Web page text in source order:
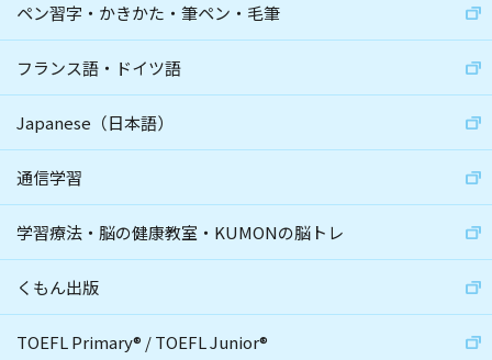
ペン習字・かきかた・筆ペン・毛筆
フランス語・ドイツ語
Japanese（日本語）
通信学習
学習療法・脳の健康教室・KUMONの脳トレ
くもん出版
TOEFL Primary® /TOEFL Junior®